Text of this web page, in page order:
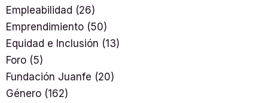
Empleabilidad (26)
Emprendimiento (50)
Equidad e Inclusión (13)
Foro (5)
Fundación Juanfe (20)
Género (162)